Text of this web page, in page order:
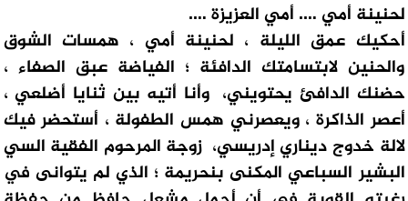
لحنينة أمي …. أمي العزيزة ….
أحكيك عمق الليلة ، لحنينة أمي ، همسات الشوق
والحنين لابتسامتك الدافئة ؛ الفياضة عبق الصفاء ،
حضنك الدافئ يحتويني، وأنا أتيه بين ثنايا أضلعي ،
أعصر الذاكرة ، ويعصرني همس الطفولة ، أستحضر فيك
لالة خدوج ديناري إدريسي، زوجة المرحوم الفقية السي
البشير السباعي المكنى بنحريمة ؛ الذي لم يتوانى في